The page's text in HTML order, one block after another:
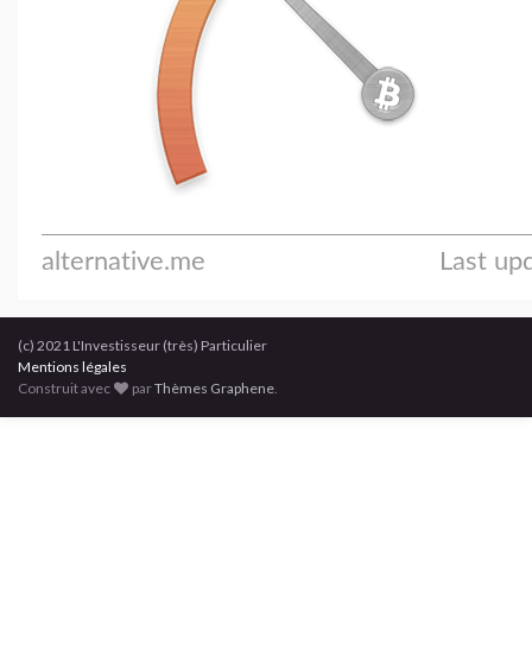
(c) 2021 L'Investisseur (très) Particulier
Mentions légales
Construit avec
parThèmes Graphene